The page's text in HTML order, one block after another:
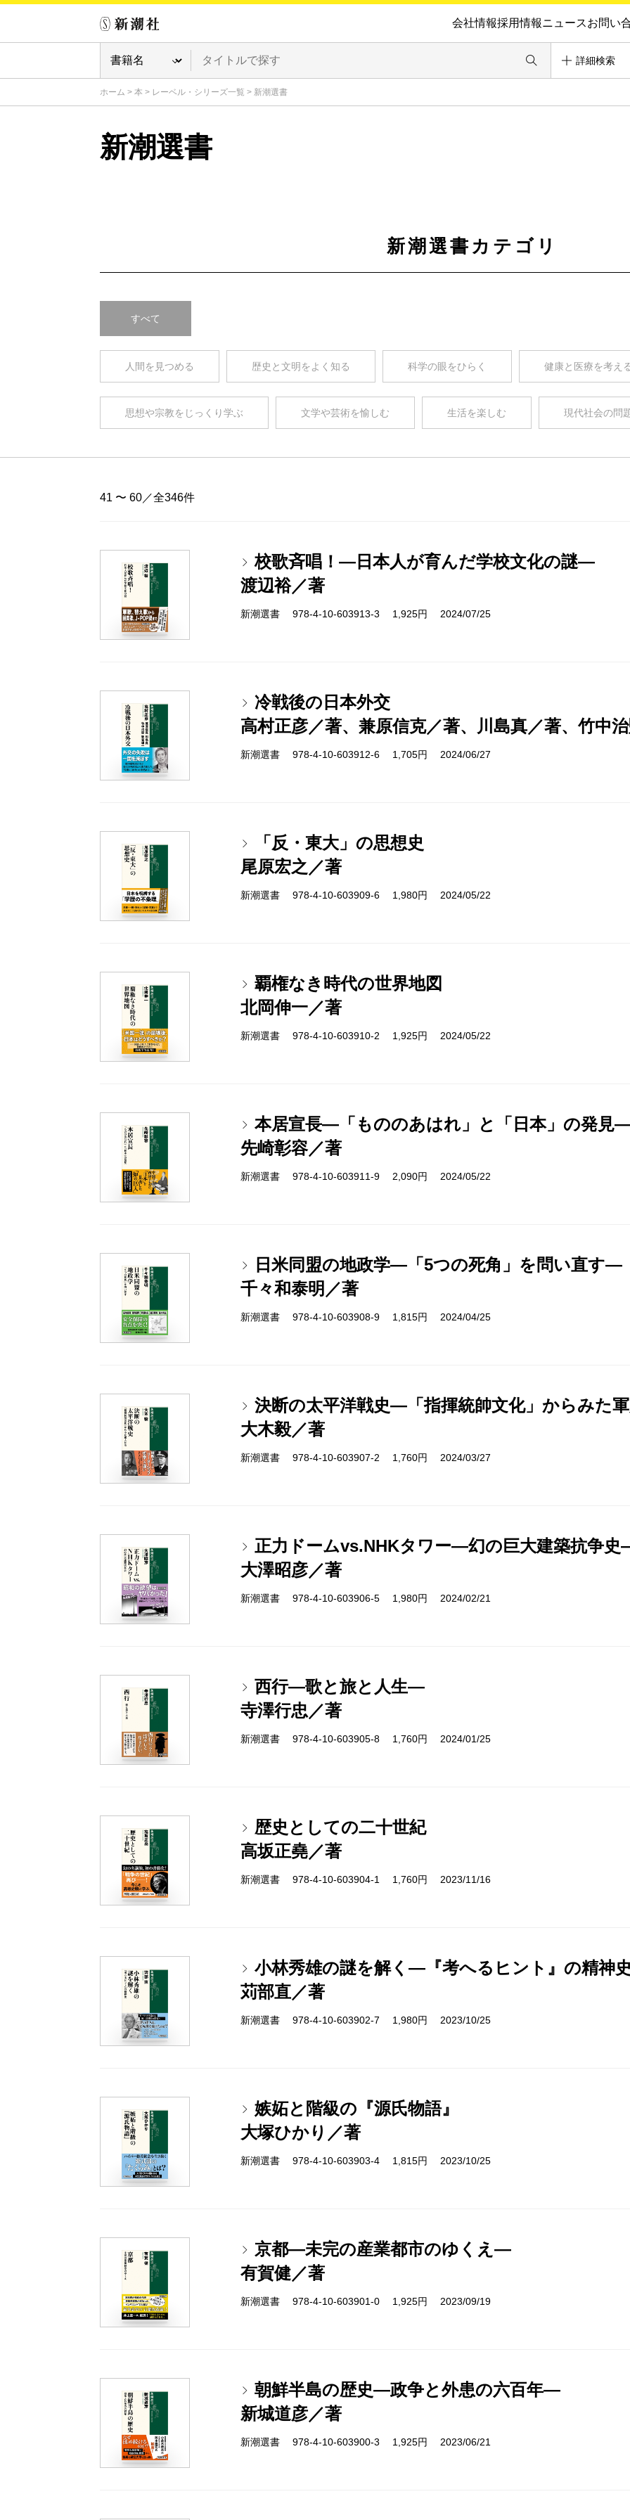
会社情報採用情報ニュースお問い
詳細検索
ホーム > 本 > レーベル・シリーズ一覧 > 新潮選書
新潮選書
新潮選書カテゴリ
すべて
人間を見つめる 歴史と文明をよく知る 科学の眼をひらく 健康と医療を考え
思想や宗教をじっくり学ぶ 文学や芸術を愉しむ 生活を楽しむ 現代社会の問
41 〜 60／全346件
校歌斉唱！―日本人が育んだ学校文化の謎―
渡辺裕／著
新潮選書 978-4-10-603913-3 1,925円 2024/07/25
冷戦後の日本外交
高村正彦／著、兼原信克／著、川島真／著、竹中
新潮選書 978-4-10-603912-6 1,705円 2024/06/27
「反・東大」の思想史
尾原宏之／著
新潮選書 978-4-10-603909-6 1,980円 2024/05/22
覇権なき時代の世界地図
北岡伸一／著
新潮選書 978-4-10-603910-2 1,925円 2024/05/22
本居宣長―「もののあはれ」と「日本」の発見
先崎彰容／著
新潮選書 978-4-10-603911-9 2,090円 2024/05/22
日米同盟の地政学―「5つの死角」を問い直す―
千々和泰明／著
新潮選書 978-4-10-603908-9 1,815円 2024/04/25
決断の太平洋戦史―「指揮統帥文化」からみた
大木毅／著
新潮選書 978-4-10-603907-2 1,760円 2024/03/27
正力ドームvs.NHKタワー―幻の巨大建築抗争
大澤昭彦／著
新潮選書 978-4-10-603906-5 1,980円 2024/02/21
西行―歌と旅と人生―
寺澤行忠／著
新潮選書 978-4-10-603905-8 1,760円 2024/01/25
歴史としての二十世紀
高坂正堯／著
新潮選書 978-4-10-603904-1 1,760円 2023/11/16
小林秀雄の謎を解く―『考へるヒント』の精神
苅部直／著
新潮選書 978-4-10-603902-7 1,980円 2023/10/25
嫉妬と階級の『源氏物語』
大塚ひかり／著
新潮選書 978-4-10-603903-4 1,815円 2023/10/25
京都―未完の産業都市のゆくえ―
有賀健／著
新潮選書 978-4-10-603901-0 1,925円 2023/09/19
朝鮮半島の歴史―政争と外患の六百年―
新城道彦／著
新潮選書 978-4-10-603900-3 1,925円 2023/06/21